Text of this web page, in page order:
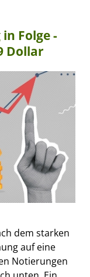
Folge -
Dollar
dem starken
auf eine
Notierungen